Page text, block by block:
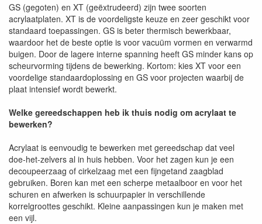
GS (gegoten) en XT (geëxtrudeerd) zijn twee soorten
acrylaatplaten. XT is de voordeligste keuze en zeer geschikt voor
standaard toepassingen. GS is beter thermisch bewerkbaar,
waardoor het de beste optie is voor vacuüm vormen en verwarmd
buigen. Door de lagere interne spanning heeft GS minder kans op
scheurvorming tijdens de bewerking. Kortom: kies XT voor een
voordelige standaardoplossing en GS voor projecten waarbij de
plaat intensief wordt bewerkt.
Welke gereedschappen heb ik thuis nodig om acrylaat te
bewerken?
Acrylaat is eenvoudig te bewerken met gereedschap dat veel
doe-het-zelvers al in huis hebben. Voor het zagen kun je een
decoupeerzaag of cirkelzaag met een fijngetand zaagblad
gebruiken. Boren kan met een scherpe metaalboor en voor het
schuren en afwerken is schuurpapier in verschillende
korrelgroottes geschikt. Kleine aanpassingen kun je maken met
een vijl.